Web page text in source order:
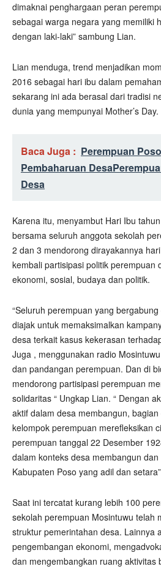
dimaknai penghargaan peran
sebagai warga negara yang memiliki
dengan laki-laki” sambung Lian.
Lian menduga, trend menjadikan
2016 sebagai hari ibu dalam
sekarang ini ada berasal dari tradisi
dunia yang mempunyai Mother’s Day.
Baca Juga : Perempuan
Pembaharuan Desa
Desa
Karena itu, menyambut Hari Ibu
bersama seluruh anggota sekolah
2 dan 3 mendorong dirayakannya
kembali partisipasi politik perempuan
ekonomi, sosial, budaya dan politik.
“Seluruh perempuan yang
diajak untuk memaksimalkan
desa terkait kasus kekerasan
Juga , menggunakan radio
dan pandangan perempuan. Dan di
mendorong partisipasi perempuan
solidaritas “ Ungkap Lian. “ Dengan
aktif dalam desa membangun,
kelompok perempuan merefleksikan
perempuan tanggal 22 Desember
dalam konteks desa membangun
Kabupaten Poso yang adil dan setara”
Saat ini tercatat kurang lebih 100
sekolah perempuan Mosintuwu telah
struktur pemerintahan desa. Lainnya
pengembangan ekonomi,
dan mengembangkan ruang aktivitas